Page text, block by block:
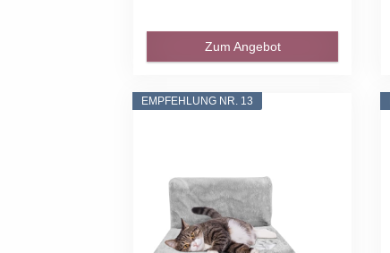
Zum Angebot
EMPFEHLUNG NR. 13